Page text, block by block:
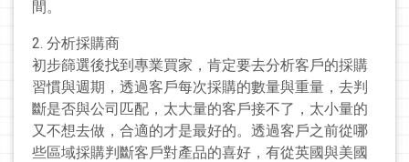
間。
2. 分析採購商
初步篩選後找到專業買家，肯定要去分析客戶的採購
習慣與週期，透過客戶每次採購的數量與重量，去判
斷是否與公司匹配，太大量的客戶接不了，太小量的
又不想去做，合適的才是最好的。透過客戶之前從哪
些區域採購判斷客戶對產品的喜好，有從英國與美國